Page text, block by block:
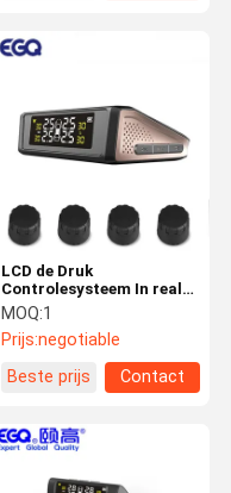
LCD de Druk
Controlesysteem In real
time van de Vertonings
Zonneband
MOQ:1
Prijs:negotiable
Beste prijs
Contact